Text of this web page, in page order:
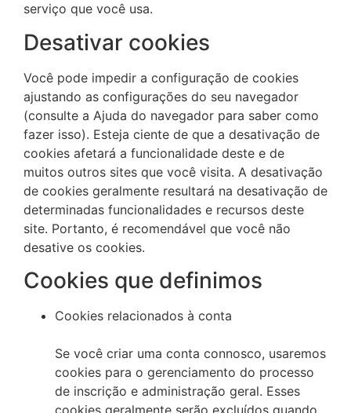
serviço que você usa.
Desativar cookies
Você pode impedir a configuração de cookies
ajustando as configurações do seu navegador
(consulte a Ajuda do navegador para saber como
fazer isso). Esteja ciente de que a desativação de
cookies afetará a funcionalidade deste e de
muitos outros sites que você visita. A desativação
de cookies geralmente resultará na desativação de
determinadas funcionalidades e recursos deste
site. Portanto, é recomendável que você não
desative os cookies.
Cookies que definimos
Cookies relacionados à conta
Se você criar uma conta connosco, usaremos
cookies para o gerenciamento do processo
de inscrição e administração geral. Esses
cookies geralmente serão excluídos quando